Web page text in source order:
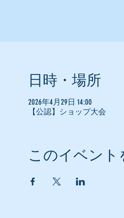
日時・場所
2026年4月29日 14:00
【公認】ショップ大会
このイベント